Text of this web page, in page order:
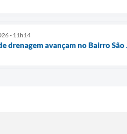
- 11h14
drenagem avançam no Bairro